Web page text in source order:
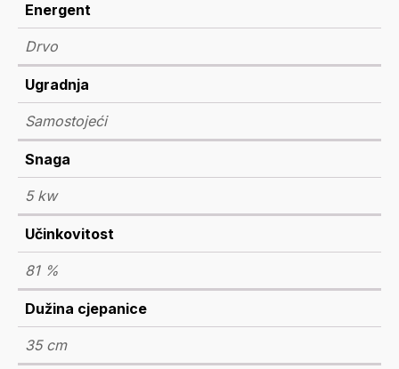
Energent
Drvo
Ugradnja
Samostojeći
Snaga
5 kw
Učinkovitost
81 %
Dužina cjepanice
35 cm